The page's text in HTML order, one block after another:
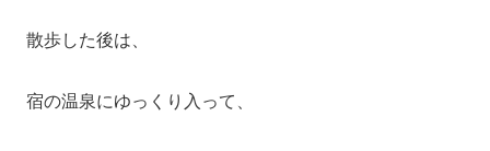
散歩した後は、
宿の温泉にゆっくり入って、